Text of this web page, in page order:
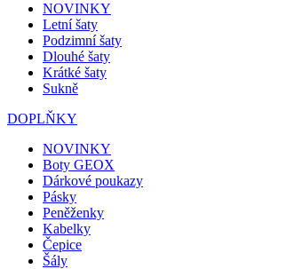
NOVINKY
Letní šaty
Podzimní šaty
Dlouhé šaty
Krátké šaty
Sukně
DOPLŇKY
NOVINKY
Boty GEOX
Dárkové poukazy
Pásky
Peněženky
Kabelky
Čepice
Šály